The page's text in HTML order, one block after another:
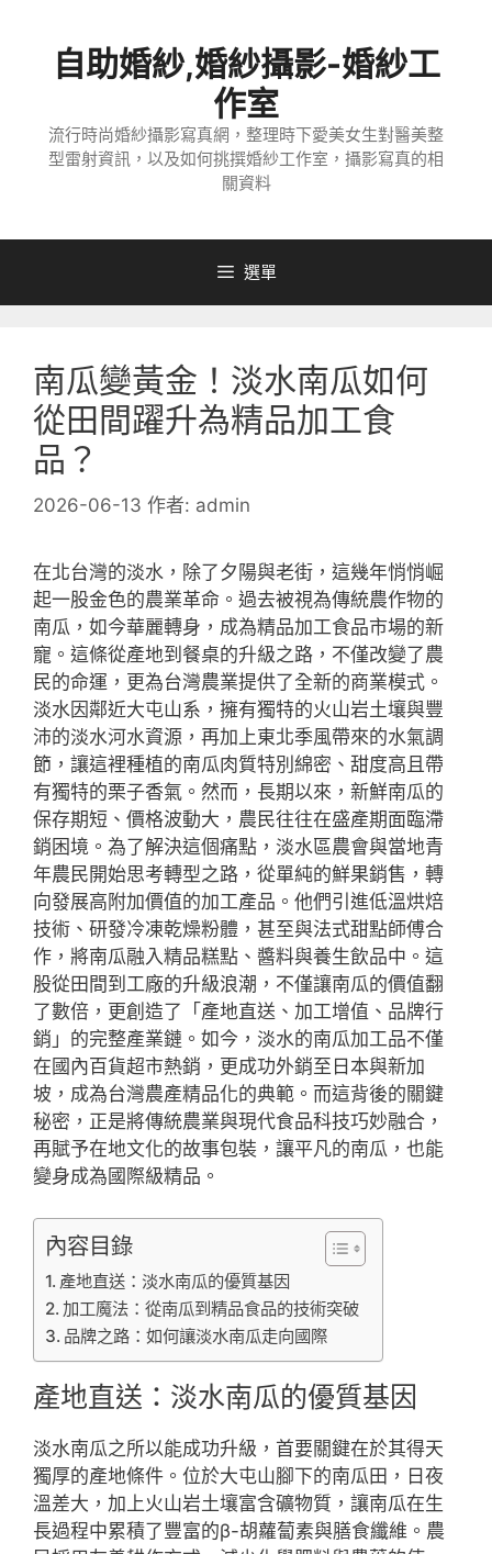
自助婚紗,婚紗攝影-婚紗工
作室
流行時尚婚紗攝影寫真網，整理時下愛美女生對醫美整
型雷射資訊，以及如何挑撰婚紗工作室，攝影寫真的相
關資料
選單
南瓜變黃金！淡水南瓜如何
從田間躍升為精品加工食
品？
2026-06-13 作者: admin
在北台灣的淡水，除了夕陽與老街，這幾年悄悄崛
起一股金色的農業革命。過去被視為傳統農作物的
南瓜，如今華麗轉身，成為精品加工食品市場的新
寵。這條從產地到餐桌的升級之路，不僅改變了農
民的命運，更為台灣農業提供了全新的商業模式。
淡水因鄰近大屯山系，擁有獨特的火山岩土壤與豐
沛的淡水河水資源，再加上東北季風帶來的水氣調
節，讓這裡種植的南瓜肉質特別綿密、甜度高且帶
有獨特的栗子香氣。然而，長期以來，新鮮南瓜的
保存期短、價格波動大，農民往往在盛產期面臨滯
銷困境。為了解決這個痛點，淡水區農會與當地青
年農民開始思考轉型之路，從單純的鮮果銷售，轉
向發展高附加價值的加工產品。他們引進低溫烘焙
技術、研發冷凍乾燥粉體，甚至與法式甜點師傅合
作，將南瓜融入精品糕點、醬料與養生飲品中。這
股從田間到工廠的升級浪潮，不僅讓南瓜的價值翻
了數倍，更創造了「產地直送、加工增值、品牌行
銷」的完整產業鏈。如今，淡水的南瓜加工品不僅
在國內百貨超市熱銷，更成功外銷至日本與新加
坡，成為台灣農產精品化的典範。而這背後的關鍵
秘密，正是將傳統農業與現代食品科技巧妙融合，
再賦予在地文化的故事包裝，讓平凡的南瓜，也能
變身成為國際級精品。
內容目錄
產地直送：淡水南瓜的優質基因
加工魔法：從南瓜到精品食品的技術突破
品牌之路：如何讓淡水南瓜走向國際
產地直送：淡水南瓜的優質基因
淡水南瓜之所以能成功升級，首要關鍵在於其得天
獨厚的產地條件。位於大屯山腳下的南瓜田，日夜
溫差大，加上火山岩土壤富含礦物質，讓南瓜在生
長過程中累積了豐富的β-胡蘿蔔素與膳食纖維。農